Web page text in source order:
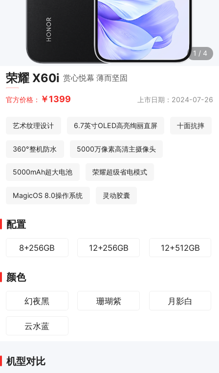
1 / 4
荣耀 X60i 赏心悦幕 薄而坚固
官方价格： ￥1399 上市日期：2024-07-26
艺术纹理设计 6.7英寸OLED高亮绚丽直屏 十面抗摔
360°整机防水 5000万像素高清主摄像头
5000mAh超大电池 荣耀超级省电模式
MagicOS 8.0操作系统 灵动胶囊
配置
8+256GB 12+256GB 12+512GB
颜色
幻夜黑 珊瑚紫 月影白
云水蓝
机型对比